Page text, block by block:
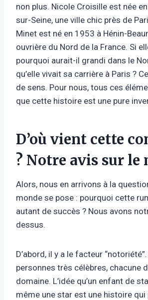
non plus. Nicole Croisille est née
sur-Seine, une ville chic près de
Minet est né en 1953 à Hénin-
ouvrière du Nord de la France. Si
pourquoi aurait-il grandi dans le
qu’elle vivait sa carrière à Paris ?
de sens. Pour nous, tous ces
que cette histoire est une pure
D’où vient cette
? Notre avis sur le
Alors, nous en arrivons à la
monde se pose : pourquoi cette
autant de succès ? Nous avons
dessus.
D’abord, il y a le facteur
personnes très célèbres, chacune
domaine. L’idée qu’un enfant de
même une star est une histoire qui